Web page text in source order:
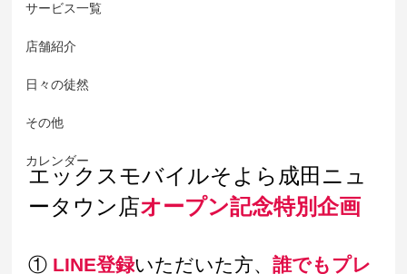
サービス一覧
店舗紹介
日々の徒然
その他
カレンダー
エックスモバイルそよら成田ニュ
ータウン店オープン記念特別企画
① LINE登録いただいた方、誰でもプレ